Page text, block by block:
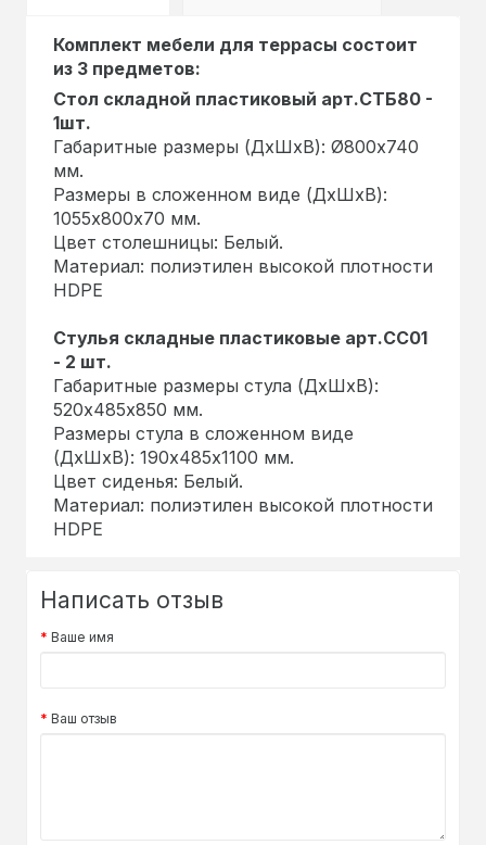
Комплект мебели для террасы состоит
из 3 предметов:
Стол складной пластиковый арт.СТБ80 -
1шт.
Габаритные размеры (ДхШхВ): Ø800х740
мм.
Размеры в сложенном виде (ДхШхВ):
1055х800х70 мм.
Цвет столешницы: Белый.
Материал: полиэтилен высокой плотности
HDPE
Стулья складные пластиковые арт.СС01
- 2 шт.
Габаритные размеры стула (ДхШхВ):
520х485х850 мм.
Размеры стула в сложенном виде
(ДхШхВ): 190х485х1100 мм.
Цвет сиденья: Белый.
Материал: полиэтилен высокой плотности
HDPE
Написать отзыв
Ваше имя
Ваш отзыв